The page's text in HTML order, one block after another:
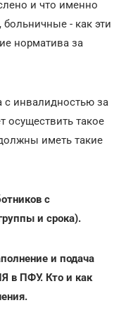
и что именно
- как эти
норматива за
инвалидностью за
осуществить такое
иметь такие
с
и срока).
и подача
в ПФУ. Кто и как